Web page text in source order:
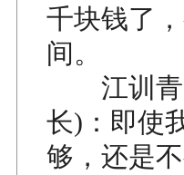
千块钱了
间。
江训青(
长)：即使
够，还是